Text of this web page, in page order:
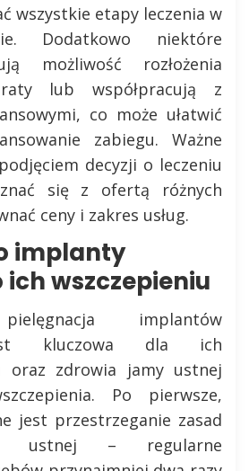
wszystkie etapy leczenia w
Dodatkowo niektóre
możliwość rozłożenia
lub współpracują z
co może ułatwić
zabiegu. Ważne
decyzji o leczeniu
się z ofertą różnych
ceny i zakres usług.
implanty
ich wszczepieniu
implantów
kluczowa dla ich
oraz zdrowia jamy ustnej
Po pierwsze,
jest przestrzeganie zasad
ustnej – regularne